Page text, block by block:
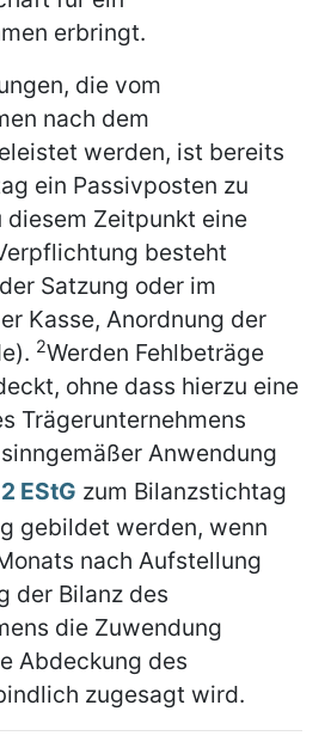
erbringt.
die vom
nach dem
werden, ist bereits
ein Passivposten zu
diesem Zeitpunkt eine
besteht
Satzung oder im
Kasse, Anordnung der
2Werden Fehlbeträge
ohne dass hierzu eine
Trägerunternehmens
Anwendung
EStG zum Bilanzstichtag
gebildet werden, wenn
nach Aufstellung
der Bilanz des
die Zuwendung
Abdeckung des
zugesagt wird.